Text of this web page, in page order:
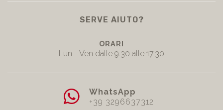
SERVE AIUTO?
ORARI
Lun - Ven dalle 9.30 alle 17.30
WhatsApp
+39 3296637312